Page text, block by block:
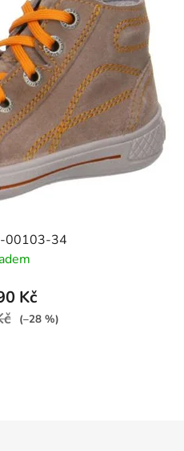
00103-34
Kč
(–28 %)